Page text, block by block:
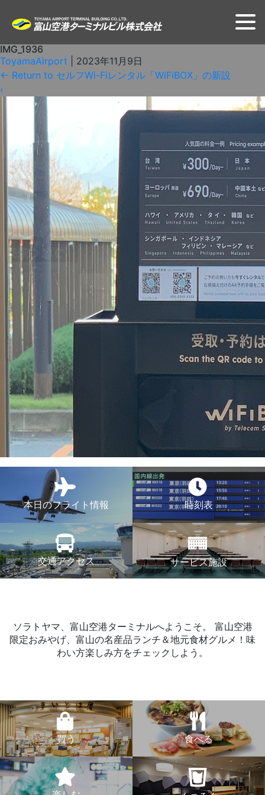
IMG_1936
ToyamaAirport
2023年11月9日
← Return to セルフWi-Fiレンタル「WiFiBOX」の新設
‹
本日のフライト情報 時刻表
交通アクセス サービス施設
ソラトヤマ、富山空港ターミナルへようこそ。
富山空港
限定おみやげ、富山の名産品ランチ＆地元食材グルメ！味
わい方楽しみ方をチェックしよう。
買う 食べる